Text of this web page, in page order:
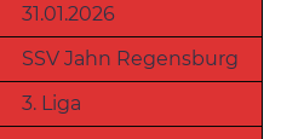
31.01.2026
SSV Jahn Regensburg
3. Liga